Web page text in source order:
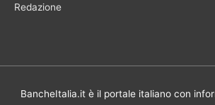
Redazione
BancheItalia.it è il portale italiano con